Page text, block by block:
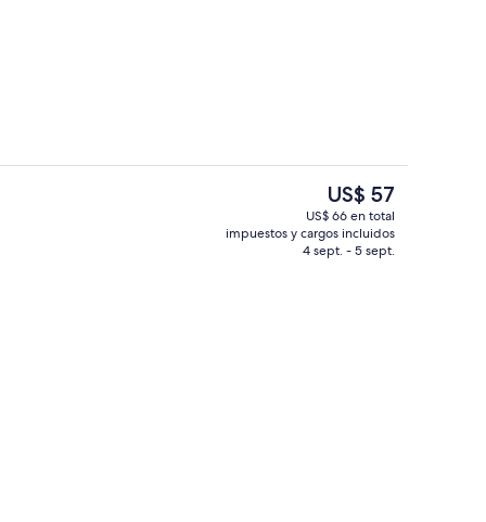
Desayuno buffet todos los días (con
El
precio
actual
es
US$ 57
US$ 66 en total
impuestos y cargos incluidos
4 sept. - 5 sept.